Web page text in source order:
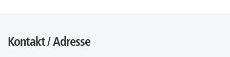
Kontakt / Adresse